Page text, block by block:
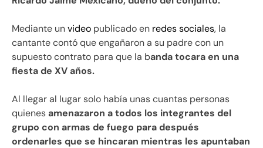
Mediante unvideo publicado en redessociales, la
cantante contó que engañaron a su padre con un
supuesto contrato para que la banda tocara en una
fiesta de XV años.
Al llegar al lugar solo había unas cuantas personas
quienesamenazaron a todos los integrantes del
grupo con armas de fuego para después
ordenarles que se hincaran mientras les apuntaban